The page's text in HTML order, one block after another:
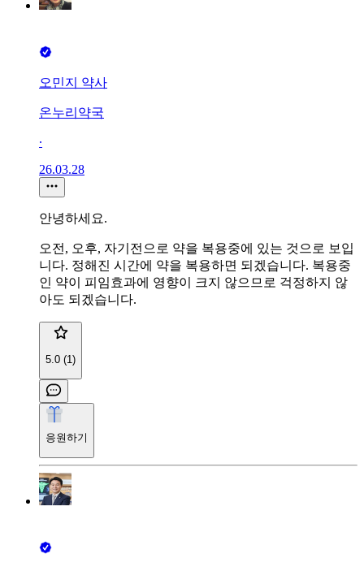
오민지 약사
온누리약국
∙
26.03.28
안녕하세요.
오전, 오후, 자기전으로 약을 복용중에 있는 것으로 보입
니다. 정해진 시간에 약을 복용하면 되겠습니다. 복용중
인 약이 피임효과에 영향이 크지 않으므로 걱정하지 않
아도 되겠습니다.
5.0 (1)
응원하기